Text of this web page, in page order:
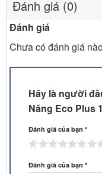
Đánh giá (0)
Đánh giá
Chưa có đánh giá
Hãy là người
Năng Eco Plus
Đánh giá của bạn *
Đánh giá của bạn *